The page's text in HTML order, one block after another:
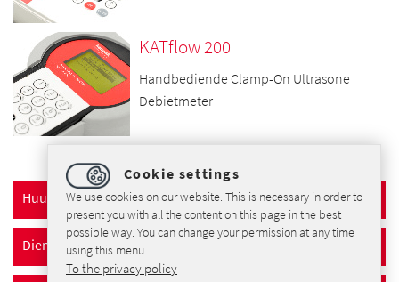
KATflow 200
Handbediende Clamp-On Ultrasone
Debietmeter
Huur Service
Dienst voor de Commissie
Cookie settings
We use cookies on our website. This is necessary in order to
present you with all the content on this page in the best
possible way. You can change your permission at any time
using this menu.
To the privacy policy